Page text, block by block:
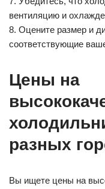
вентиляцию и
8. Оцените размер и
соответствующие
Цены на
разных
Вы ищете цены на